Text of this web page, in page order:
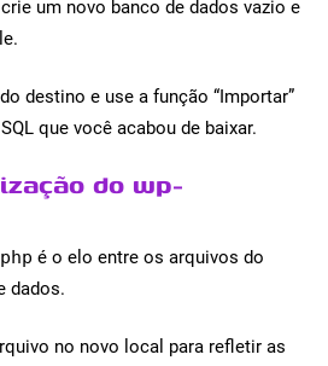
um novo banco de dados vazio e
destino e use a função “Importar”
que você acabou de baixar.
do wp-
é o elo entre os arquivos do
dados.
no novo local para refletir as